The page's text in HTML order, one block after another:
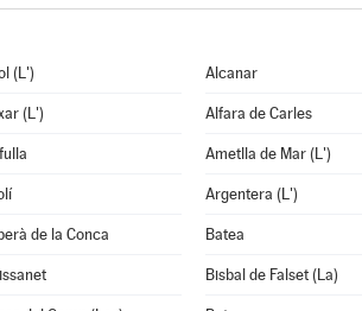
(L') Alcanar
(L') Alfara de Carles
Ametlla de Mar (L')
Argentera (L')
de la Conca Batea
Bisbal de Falset (La)